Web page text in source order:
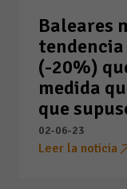
Baleares
(-20%)
medida
que
02-06-23
Leer la noticia